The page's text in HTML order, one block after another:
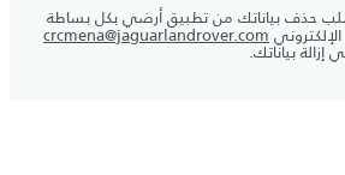
حذف بياناتك من تطبيق أرضي بكل بساطة
crcmena@jaguarlandrover.com
بياناتك.